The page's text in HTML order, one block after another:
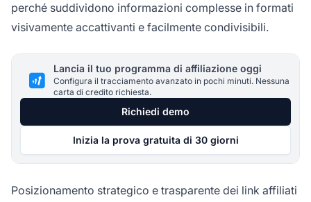
perché suddividono informazioni complesse in formati
visivamente accattivanti e facilmente condivisibili.
Lancia il tuo programma di affiliazione oggi
Configura il tracciamento avanzato in pochi minuti. Nessuna
carta di credito richiesta.
Richiedi demo
Inizia la prova gratuita di 30 giorni
Posizionamento strategico e trasparente dei link affiliati